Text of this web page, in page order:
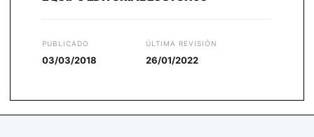
PUBLICADO
03/03/2018
ÚLTIMA REVISIÓN
26/01/2022